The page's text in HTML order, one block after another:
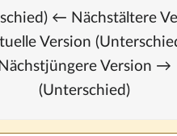
← Nächstältere
Version
Nächstjüngere Version →
(Unterschied)